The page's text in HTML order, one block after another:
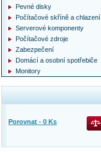
Pevné disky
Počítačové skříně a chlazení
Serverové komponenty
Počítačové zdroje
Zabezpečení
Domácí a osobní spotřebiče
Monitory
Porovnat - 0 Ks